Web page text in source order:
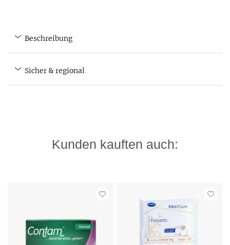
Beschreibung
Sicher & regional
Kunden kauften auch: